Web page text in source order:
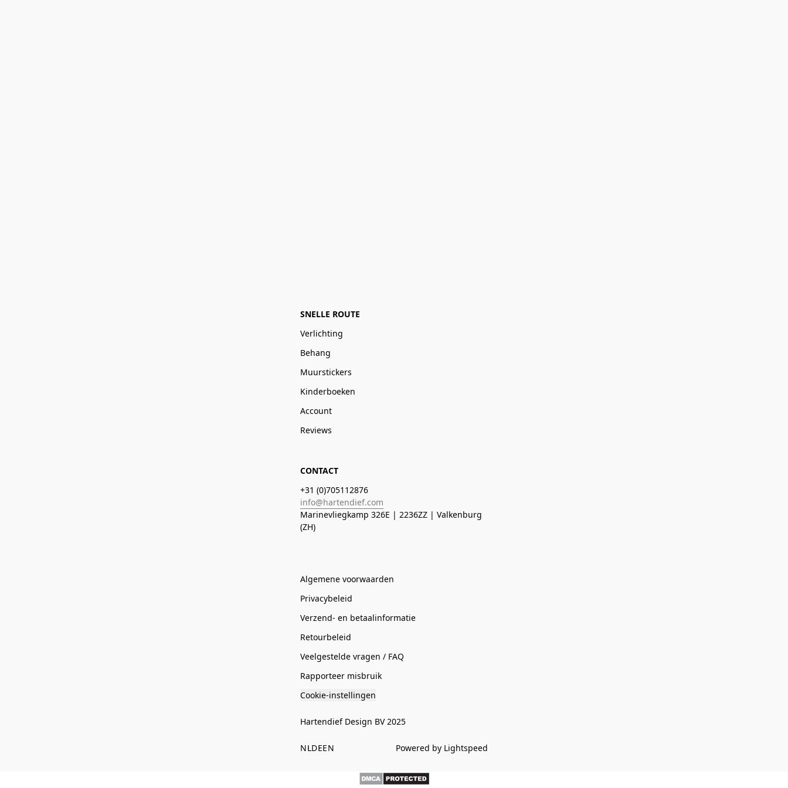
SNELLE ROUTE
Verlichting
Behang
Muurstickers
Kinderboeken
Account
Reviews
CONTACT
+31 (0)705112876
info@hartendief.com
Marinevliegkamp 326E | 2236ZZ | Valkenburg
(ZH)
Algemene voorwaarden
Privacybeleid
Verzend- en betaalinformatie
Retourbeleid
Veelgestelde vragen / FAQ
Rapporteer misbruik
Cookie-instellingen
Hartendief Design BV 2025
NLDEEN Powered by Lightspeed